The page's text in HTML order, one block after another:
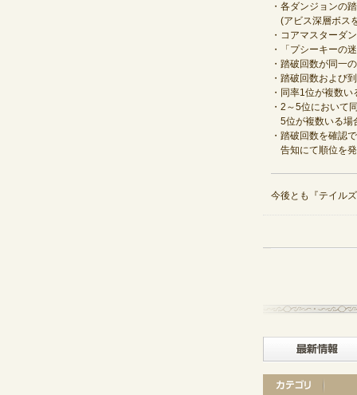
・各ダンジョンの
(アビス深層ボス
・コアマスターダ
・「プシーキーの
・踏破回数が同一
・踏破回数および
・同率1位が複数
・2～5位において
5位が複数いる場
・踏破回数を確認
告知にて順位を
今後とも『テイル